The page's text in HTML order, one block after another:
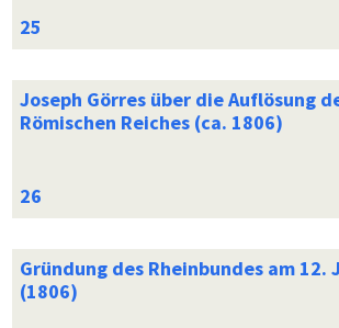
Joseph Görres über die Auflösung
Römischen Reiches (ca. 1806)
Gründung des Rheinbundes am 12.
(1806)